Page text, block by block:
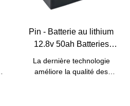
Pin - Batterie au lithium
12.8v 50ah Batteries
Lifepo4 pour batterie de
remplacement au plomb
La dernière technologie
améliore la qualité des